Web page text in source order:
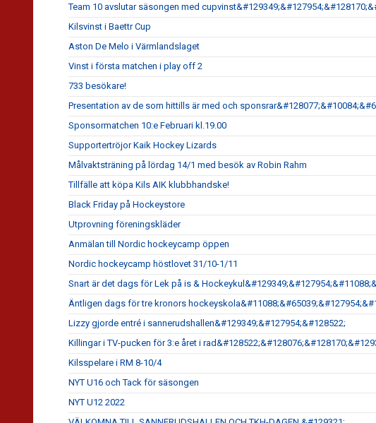
Team 10 avslutar säsongen med
Kilsvinst i Baettr Cup
Aston De Melo i Värmlandslaget
Vinst i första matchen i play off 2
733 besökare!
Presentation av de som hittills är med och
Sponsormatchen 10:e Februari kl.19.00
Supportertröjor Kaik Hockey Lizards
Målvaktsträning på lördag 14/1 med besök av Robin Rahm
Tillfälle att köpa Kils AIK klubbhandske!
Black Friday på Hockeystore
Utprovning föreningskläder
Anmälan till Nordic hockeycamp öppen
Nordic hockeycamp höstlovet 31/10-1/11
Snart är det dags för Lek på is &
Äntligen dags för tre kronors
Lizzy gjorde entré i sannerudshallen&#129349;&#127954;&#128522;
Killingar i TV-pucken för 3:e året i
Kilsspelare i RM 8-10/4
NYT U16 och Tack för säsongen
NYT U12 2022